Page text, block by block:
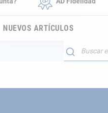
NUEVOS ARTÍCULOS
Buscar